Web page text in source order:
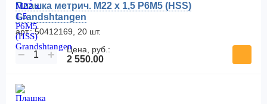
Плашка метрич. M22 x 1,5 Р6М5 (HSS)
Grandshtangen
арт.: 50412169, 20 шт.
− + Цена, руб.:
2 550.00